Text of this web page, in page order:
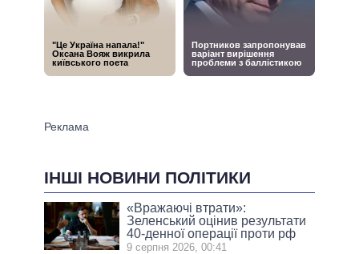
ІНШІ НОВИНИ ПОЛІТИКИ
«Вражаючі втрати»:
Зеленський оцінив результати
40-денної операції проти рф
9 серпня 2026, 00:41